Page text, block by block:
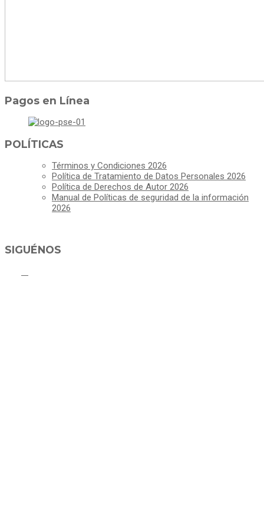
Pagos en Línea
POLÍTICAS
Términos y Condiciones 2026
Política de Tratamiento de Datos Personales 2026
Política de Derechos de Autor 2026
Manual de Políticas de seguridad de la información
2026
SIGUÉNOS